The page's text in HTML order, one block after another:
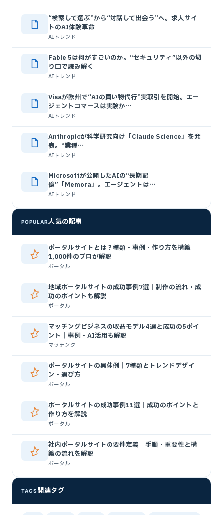
“検索して選ぶ”から“対話して出会う”へ。求人サイ
トのAI体験革命
AIトレンド
Fable 5は何がすごいのか。“セキュリティ”以外の切
り口で読み解く
AIトレンド
Visaが欧州で“AIの買い物代行”実取引を開始。エー
ジェントコマースは実験か…
AIトレンド
Anthropicが科学研究向け「Claude Science」を発
表。“業種…
AIトレンド
Microsoftが公開したAIの“長期記
憶”「Memora」。エージェントは…
AIトレンド
POPULAR人気の記事
ポータルサイトとは？種類・事例・作り方を構築
1,000件のプロが解説
ポータル
地域ポータルサイトの成功事例7選｜制作の流れ・成
功のポイントも解説
ポータル
マッチングビジネスの収益モデル4選と成功の5ポイ
ント｜事例・AI活用も解説
マッチング
ポータルサイトの具体例｜7種類とトレンドデザイ
ン・選び方
ポータル
ポータルサイトの成功事例11選｜成功のポイントと
作り方を解説
ポータル
社内ポータルサイトの要件定義｜手順・重要性と構
築の流れを解説
ポータル
TAGS 関連タグ